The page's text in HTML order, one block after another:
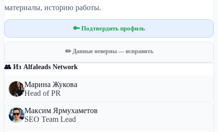
материалы, историю работы.
🔑 Подтвердить профиль
✏️ Данные неверны — исправить
👥 Из Alfaleads Network
Марина Жукова
Head of PR
Максим Ярмухаметов
SEO Team Lead